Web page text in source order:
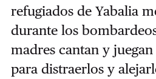
refugiados de Yabalia
durante los
madres cantan y
para distraerlos y